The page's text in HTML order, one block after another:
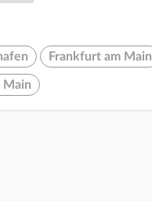
Frankfurt am Main
Main